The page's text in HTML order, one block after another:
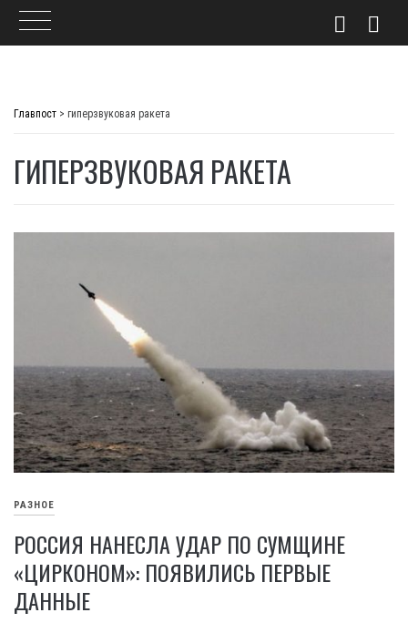
Главпост > гиперзвуковая ракета
ГИПЕРЗВУКОВАЯ РАКЕТА
РАЗНОЕ
РОССИЯ НАНЕСЛА УДАР ПО СУМЩИНЕ
«ЦИРКОНОМ»: ПОЯВИЛИСЬ ПЕРВЫЕ
ДАННЫЕ